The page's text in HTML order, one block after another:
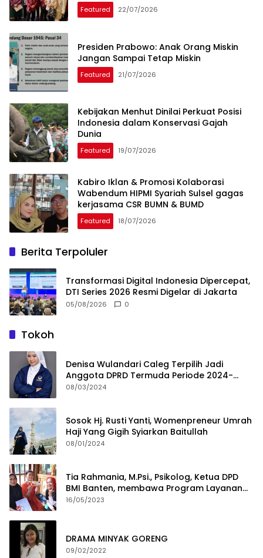
Featured 22/07/2026
Presiden Prabowo: Anak Orang Miskin
Jangan Sampai Tetap Miskin
Featured 21/07/2026
Kebijakan Menhut Dinilai Perkuat Posisi
Indonesia dalam Konservasi Gajah
Dunia
Featured 19/07/2026
Kabiro Iklan & Promosi Kolaborasi
Wabendum HIPMI Syariah Sulsel gagas
kerjasama CSR BUMN & BUMD
Featured 18/07/2026
Berita Terpoluler
Transformasi Digital Indonesia Dipercepat,
DTI Series 2026 Resmi Digelar di Jakarta
05/08/2026 0
Tokoh
Denisa Wulandari Caleg Terpilih Jadi
Anggota DPRD Termuda Periode 2024-
2029
08/03/2024
Sosok Hj. Rusti Yanti, Womenpreneur Umrah
Haji Yang Gigih Syiarkan Baitullah
08/01/2024
Tia Rahmania, M.Psi., Psikolog, Ketua DPD
BMI Banten, membawa Program Layanan
Pembuatan Dokumen Kependudukan
16/05/2023
DRAMA MINYAK GORENG
09/02/2022